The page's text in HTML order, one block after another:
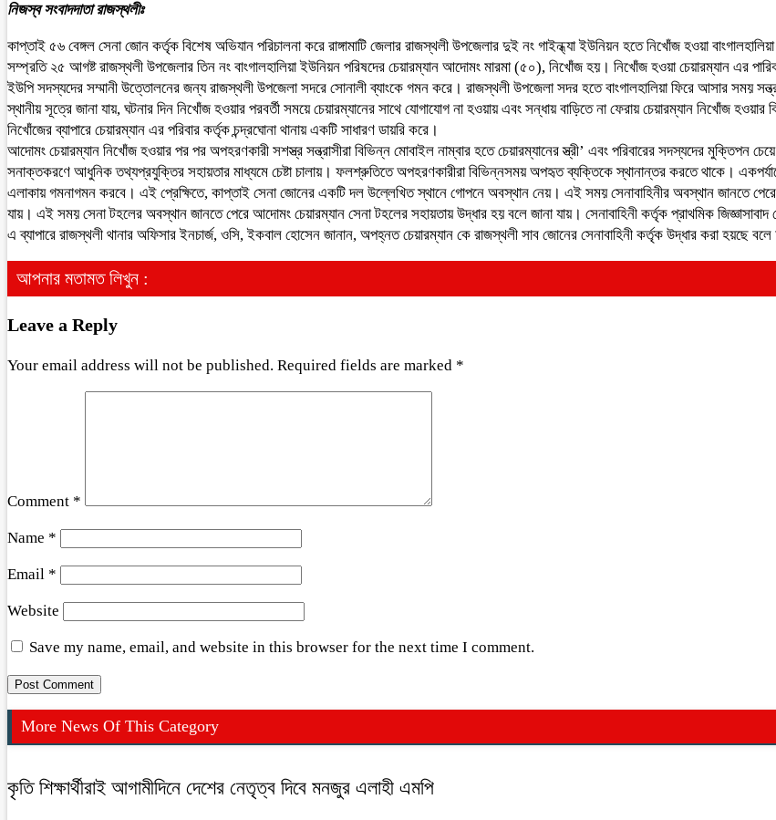
নিজস্ব সংবাদদাতা রাজস্থলীঃ
কাপ্তাই ৫৬ বেঙ্গল সেনা জোন কর্তৃক বিশেষ অভিযান পরিচালনা করে রাঙ্গামাটি জেলার রাজস্থলী উপজেলার দুই নং গাইন্ধ্যা ইউনিয়ন হতে নিখোঁজ হওয়া
সম্প্রতি ২৫ আগষ্ট রাজস্থলী উপজেলার তিন নং বাংগালহালিয়া ইউনিয়ন পরিষদের চেয়ারম্যান আদোমং মারমা (৫০), নিখোঁজ হয়। নিখোঁজ হওয়া চেয়ারম্যান এর
ইউপি সদস্যদের সম্মানী উত্তোলনের জন্য রাজস্থলী উপজেলা সদরে সোনালী ব্যাংকে গমন করে। রাজস্থলী উপজেলা সদর হতে বাংগালহালিয়া ফিরে আসার সময়
স্থানীয় সূত্রে জানা যায়, ঘটনার দিন নিখোঁজ হওয়ার পরবর্তী সময়ে চেয়ারম্যানের সাথে যোগাযোগ না হওয়ায় এবং সন্ধায় বাড়িতে না ফেরায় চেয়ারম্যান নিখোঁজ
নিখোঁজের ব্যাপারে চেয়ারম্যান এর পরিবার কর্তৃক চন্দ্রঘোনা থানায় একটি সাধারণ ডায়রি করে।
আদোমং চেয়ারম্যান নিখোঁজ হওয়ার পর পর অপহরণকারী সশস্ত্র সন্ত্রাসীরা বিভিন্ন মোবাইল নাম্বার হতে চেয়ারম্যানের স্ত্রী’ এবং পরিবারের সদস্যদের
সনাক্তকরণে আধুনিক তথ্যপ্রযুক্তির সহায়তার মাধ্যমে চেষ্টা চালায়। ফলশ্রুতিতে অপহরণকারীরা বিভিন্নসময় অপহৃত ব্যক্তিকে স্থানান্তর করতে থাকে।
এলাকায় গমনাগমন করবে। এই প্রেক্ষিতে, কাপ্তাই সেনা জোনের একটি দল উল্লেখিত স্থানে গোপনে অবস্থান নেয়। এই সময় সেনাবাহিনীর অবস্থান জানতে পেরে
যায়। এই সময় সেনা টহলের অবস্থান জানতে পেরে আদোমং চেয়ারম্যান সেনা টহলের সহায়তায় উদ্ধার হয় বলে জানা যায়। সেনাবাহিনী কর্তৃক প্রাথমিক
এ ব্যাপারে রাজস্থলী থানার অফিসার ইনচার্জ, ওসি, ইকবাল হোসেন জানান, অপহ্নত চেয়ারম্যান কে রাজস্থলী সাব জোনের সেনাবাহিনী কর্তৃক উদ্ধার করা হয়ছে
আপনার মতামত লিখুন :
Leave a Reply
Your email address will not be published. Required fields are marked *
Comment *
Name *
Email *
Website
Save my name, email, and website in this browser for the next time I comment.
More News Of This Category
কৃতি শিক্ষার্থীরাই আগামীদিনে দেশের নেতৃত্ব দিবে মনজুর এলাহী এমপি